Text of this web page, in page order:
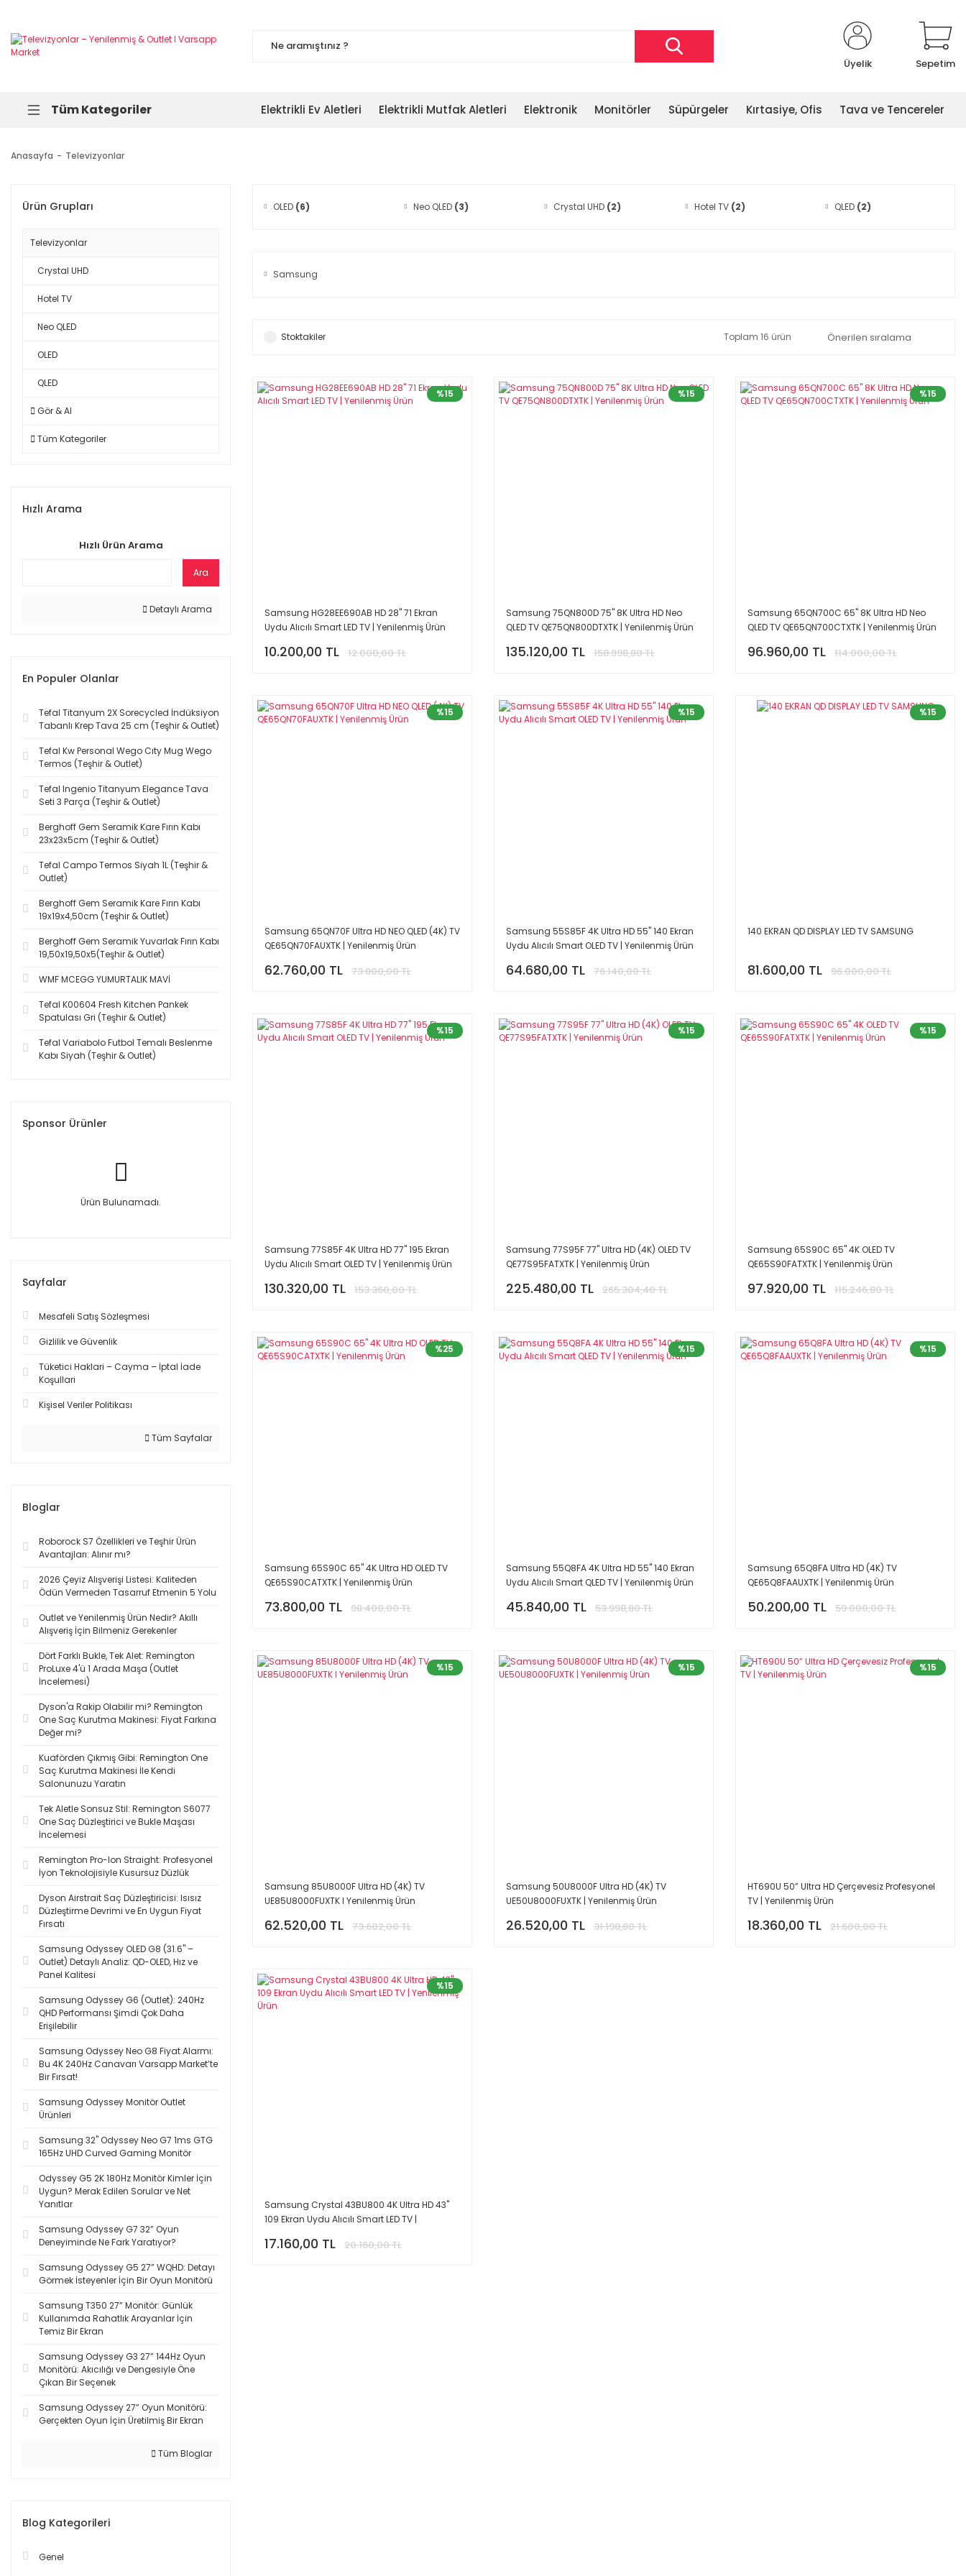
Üyelik Sepetim
Tüm Kategoriler Elektrikli Ev Aletleri Elektrikli Mutfak Aletleri Elektronik Monitörler Süpürgeler Kırtasiye, Ofis Tava ve Tencereler
Anasayfa Televizyonlar
Ürün Grupları
Televizyonlar
Crystal UHD
Hotel TV
Neo QLED
OLED
QLED
Gör & Al
Tüm Kategoriler
Hızlı Arama
Hızlı Ürün Arama
Ara
Detaylı Arama
En Populer Olanlar
Tefal Titanyum 2X Sorecycled İndüksiyon
Tabanlı Krep Tava 25 cm (Teşhir & Outlet)
Tefal Kw Personal Wego Cıty Mug Wego
Termos (Teşhir & Outlet)
Tefal Ingenio Titanyum Elegance Tava
Seti 3 Parça (Teşhir & Outlet)
Berghoff Gem Seramik Kare Fırın Kabı
23x23x5cm (Teşhir & Outlet)
Tefal Campo Termos Siyah 1L (Teşhir &
Outlet)
Berghoff Gem Seramik Kare Fırın Kabı
19x19x4,50cm (Teşhir & Outlet)
Berghoff Gem Seramik Yuvarlak Fırın Kabı
19,50x19,50x5(Teşhir & Outlet)
WMF MCEGG YUMURTALIK MAVİ
Tefal K00604 Fresh Kitchen Pankek
Spatulası Gri (Teşhir & Outlet)
Tefal Variabolo Futbol Temalı Beslenme
Kabı Siyah (Teşhir & Outlet)
Sponsor Ürünler
Ürün Bulunamadı.
Sayfalar
Mesafeli Satış Sözleşmesi
Gizlilik ve Güvenlik
Tüketici Haklari – Cayma – İptal İade
Koşullari
Kişisel Veriler Politikası
Tüm Sayfalar
Bloglar
Roborock S7 Özellikleri ve Teşhir Ürün
Avantajları: Alınır mı?
2026 Çeyiz Alışverişi Listesi: Kaliteden
Ödün Vermeden Tasarruf Etmenin 5 Yolu
Outlet ve Yenilenmiş Ürün Nedir? Akıllı
Alışveriş İçin Bilmeniz Gerekenler
Dört Farklı Bukle, Tek Alet: Remington
ProLuxe 4'ü 1 Arada Maşa (Outlet
İncelemesi)
Dyson'a Rakip Olabilir mi? Remington
One Saç Kurutma Makinesi: Fiyat Farkına
Değer mi?
Kuaförden Çıkmış Gibi: Remington One
Saç Kurutma Makinesi İle Kendi
Salonunuzu Yaratın
Tek Aletle Sonsuz Stil: Remington S6077
One Saç Düzleştirici ve Bukle Maşası
İncelemesi
Remington Pro-Ion Straight: Profesyonel
İyon Teknolojisiyle Kusursuz Düzlük
Dyson Airstrait Saç Düzleştiricisi: Isısız
Düzleştirme Devrimi ve En Uygun Fiyat
Fırsatı
Samsung Odyssey OLED G8 (31.6'' –
Outlet) Detaylı Analiz: QD-OLED, Hız ve
Panel Kalitesi
Samsung Odyssey G6 (Outlet): 240Hz
QHD Performansı Şimdi Çok Daha
Erişilebilir
Samsung Odyssey Neo G8 Fiyat Alarmı:
Bu 4K 240Hz Canavarı Varsapp Market’te
Bir Fırsat!
Samsung Odyssey Monitör Outlet
Ürünleri
Samsung 32'' Odyssey Neo G7 1ms GTG
165Hz UHD Curved Gaming Monitör
Odyssey G5 2K 180Hz Monitör Kimler İçin
Uygun? Merak Edilen Sorular ve Net
Yanıtlar
Samsung Odyssey G7 32” Oyun
Deneyiminde Ne Fark Yaratıyor?
Samsung Odyssey G5 27” WQHD: Detayı
Görmek İsteyenler İçin Bir Oyun Monitörü
Samsung T350 27” Monitör: Günlük
Kullanımda Rahatlık Arayanlar İçin
Temiz Bir Ekran
Samsung Odyssey G3 27” 144Hz Oyun
Monitörü: Akıcılığı ve Dengesiyle Öne
Çıkan Bir Seçenek
Samsung Odyssey 27” Oyun Monitörü:
Gerçekten Oyun İçin Üretilmiş Bir Ekran
Tüm Bloglar
Blog Kategorileri
Genel
OLED (6) Neo QLED (3) Crystal UHD (2) Hotel TV (2) QLED (2)
Samsung
Stoktakiler Toplam 16 ürün
%15
Samsung HG28EE690AB HD 28'' 71 Ekran
Uydu Alıcılı Smart LED TV | Yenilenmiş Ürün
10.200,00 TL 12.000,00 TL
%15
Samsung 75QN800D 75'' 8K Ultra HD Neo
QLED TV QE75QN800DTXTK | Yenilenmiş Ürün
135.120,00 TL 158.998,80 TL
%15
Samsung 65QN700C 65'' 8K Ultra HD Neo
QLED TV QE65QN700CTXTK | Yenilenmiş Ürün
96.960,00 TL 114.000,00 TL
%15
Samsung 65QN70F Ultra HD NEO QLED (4K) TV
QE65QN70FAUXTK | Yenilenmiş Ürün
62.760,00 TL 73.800,00 TL
%15
Samsung 55S85F 4K Ultra HD 55'' 140 Ekran
Uydu Alıcılı Smart OLED TV | Yenilenmiş Ürün
64.680,00 TL 76.140,00 TL
%15
140 EKRAN QD DISPLAY LED TV SAMSUNG
81.600,00 TL 96.000,00 TL
%15
Samsung 77S85F 4K Ultra HD 77'' 195 Ekran
Uydu Alıcılı Smart OLED TV | Yenilenmiş Ürün
130.320,00 TL 153.360,00 TL
%15
Samsung 77S95F 77'' Ultra HD (4K) OLED TV
QE77S95FATXTK | Yenilenmiş Ürün
225.480,00 TL 265.304,40 TL
%15
Samsung 65S90C 65'' 4K OLED TV
QE65S90FATXTK | Yenilenmiş Ürün
97.920,00 TL 115.246,80 TL
%25
Samsung 65S90C 65'' 4K Ultra HD OLED TV
QE65S90CATXTK | Yenilenmiş Ürün
73.800,00 TL 98.400,00 TL
%15
Samsung 55Q8FA 4K Ultra HD 55'' 140 Ekran
Uydu Alıcılı Smart QLED TV | Yenilenmiş Ürün
45.840,00 TL 53.998,80 TL
%15
Samsung 65Q8FA Ultra HD (4K) TV
QE65Q8FAAUXTK | Yenilenmiş Ürün
50.200,00 TL 59.000,00 TL
%15
Samsung 85U8000F Ultra HD (4K) TV
UE85U8000FUXTK I Yenilenmiş Ürün
62.520,00 TL 73.602,00 TL
%15
Samsung 50U8000F Ultra HD (4K) TV
UE50U8000FUXTK | Yenilenmiş Ürün
26.520,00 TL 31.198,80 TL
%15
HT690U 50” Ultra HD Çerçevesiz Profesyonel
TV | Yenilenmiş Ürün
18.360,00 TL 21.600,00 TL
%15
Samsung Crystal 43BU800 4K Ultra HD 43''
109 Ekran Uydu Alıcılı Smart LED TV |
17.160,00 TL 20.160,00 TL